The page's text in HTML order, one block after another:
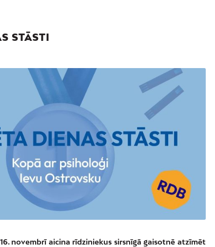
STĀSTI
novembrī aicina rīdziniekus sirsnīgā gaisotnē atzīmēt